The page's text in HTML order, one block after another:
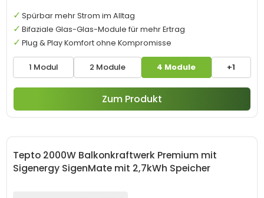
1 Modul 2 Module 4 Module +1
Spürbar mehr Strom im Alltag
Bifaziale Glas-Glas-Module für mehr Ertrag
Plug & Play Komfort ohne Kompromisse
Zum Produkt
Tepto 2000W Balkonkraftwerk Premium mit
Sigenergy SigenMate mit 2,7kWh Speicher